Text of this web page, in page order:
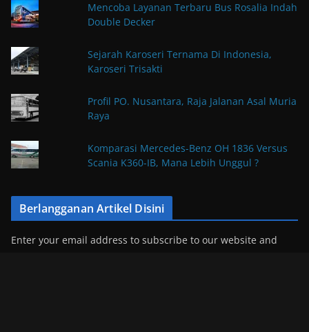
Mencoba Layanan Terbaru Bus Rosalia Indah
Double Decker
Sejarah Karoseri Ternama Di Indonesia,
Karoseri Trisakti
Profil PO. Nusantara, Raja Jalanan Asal Muria
Raya
Komparasi Mercedes-Benz OH 1836 Versus
Scania K360-IB, Mana Lebih Unggul ?
Berlangganan Artikel Disini
Enter your email address to subscribe to our website and